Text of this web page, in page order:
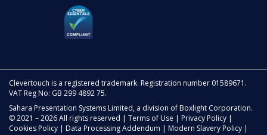
Clevertouch is a registered trademark. Registration number 01589671.
VAT Reg No: GB 299 4892 75.
Sahara Presentation Systems Limited, a division of Boxlight Corporation.
© 2021 – 2026 All rights reserved | Terms of Use | Privacy Policy |
Cookies Policy | Data Processing Addendum | Modern Slavery Policy |